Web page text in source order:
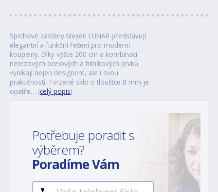
Sprchové zástěny Mexen LUNAR představují
elegantní a funkční řešení pro moderní
koupelny. Díky výšce 200 cm a kombinaci
nerezových ocelových a hliníkových prvků
vynikají nejen designem, ale i svou
praktičností. Tvrzené sklo o tloušťce 8 mm je
opatře… (celý popis)
Potřebuje poradit s
výběrem?
Poradíme Vám